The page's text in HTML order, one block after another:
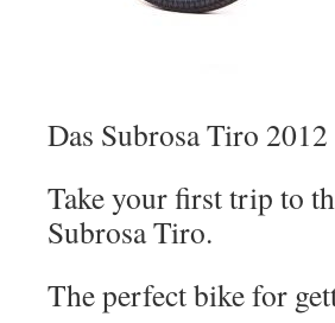
Das Subrosa Tiro
Take your first trip to
Subrosa Tiro.
The perfect bike for